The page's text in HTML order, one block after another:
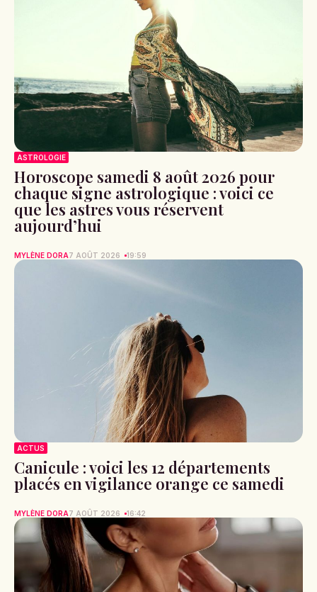
ASTROLOGIE
Horoscope samedi 8 août 2026 pour
chaque signe astrologique : voici ce
que les astres vous réservent
aujourd’hui
MYLÈNE DORA7 AOÛT 2026 19:59
ACTUS
Canicule : voici les 12 départements
placés en vigilance orange ce samedi
MYLÈNE DORA7 AOÛT 2026 16:42